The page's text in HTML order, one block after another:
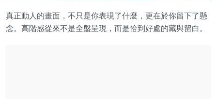
真正動人的畫面，不只是你表現了什麼，更在於你留下了懸
念。高階感從來不是全盤呈現，而是恰到好處的藏與留白。